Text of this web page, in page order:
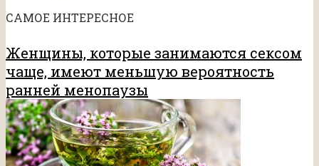
САМОЕ ИНТЕРЕСНОЕ
Женщины, которые занимаются сексом
чаще, имеют меньшую вероятность
ранней менопаузы